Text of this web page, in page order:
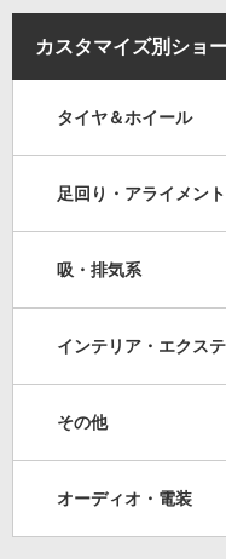
カスタマイズ別ショ
タイヤ＆ホイール
足回り・アライメント
吸・排気系
インテリア・エクス
その他
オーディオ・電装